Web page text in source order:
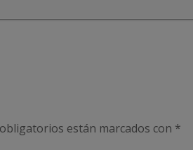
están marcados con *